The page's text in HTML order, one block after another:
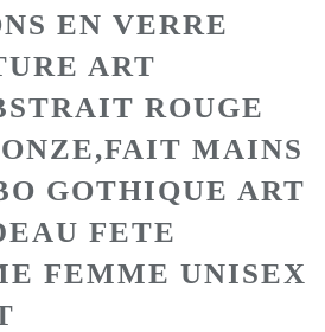
EN VERRE
ART
ROUGE
MAINS
GOTHIQUE ART
FETE
FEMME UNISEX